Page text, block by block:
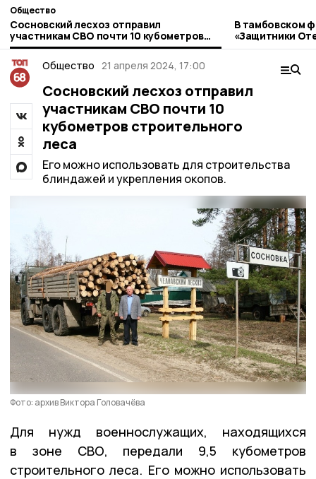
Общество
Сосновский лесхоз отправил
участникам СВО почти 10 кубометров
строительного леса
В тамбовском
«Защитники
священники
Общество 21 апреля 2024, 17:00
Сосновский лесхоз отправил
участникам СВО почти 10
кубометров строительного
леса
Его можно использовать для строительства
блиндажей и укрепления окопов.
Фото: архив Виктора Головачёва
Для нужд военнослужащих, находящихся
в зоне СВО, передали 9,5 кубометров
строительного леса. Его можно использовать